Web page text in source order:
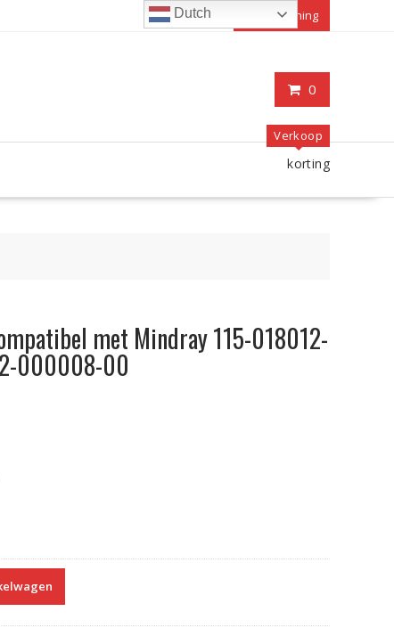
Mijn rekening
0
Verkoop
korting
met Mindray 115-018012-
000008-00
Dutch